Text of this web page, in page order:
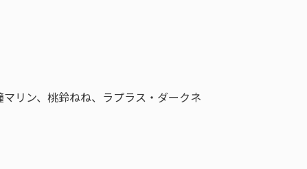
リン、桃鈴ねね、ラプラス・ダークネ